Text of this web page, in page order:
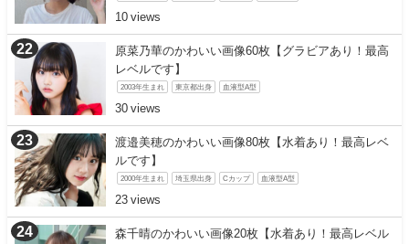
10
原菜乃華のかわいい画像60枚【グラビアあり！最高
レベルです】
2003年生まれ 東京都出身 血液型A型
30
渡邉美穂のかわいい画像80枚【水着あり！最高レベ
ルです】
2000年生まれ 埼玉県出身 Cカップ 血液型A型
23
森千晴のかわいい画像20枚【水着あり！最高レベル